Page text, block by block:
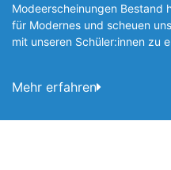
Modeerscheinungen Be­stand
für Modernes und scheuen
mit unseren Schüler:innen zu
Mehr erfahren